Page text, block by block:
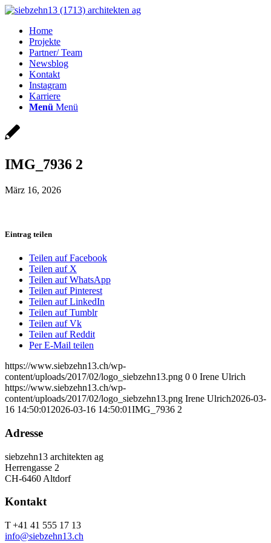
Home
Projekte
Partner/ Team
Newsblog
Kontakt
Instagram
Karriere
Menü Menü
IMG_7936 2
März 16, 2026
Eintrag teilen
Teilen auf Facebook
Teilen auf X
Teilen auf WhatsApp
Teilen auf Pinterest
Teilen auf LinkedIn
Teilen auf Tumblr
Teilen auf Vk
Teilen auf Reddit
Per E-Mail teilen
https://www.siebzehn13.ch/wp-
content/uploads/2017/02/logo_siebzehn13.png 0 0 Irene Ulrich
https://www.siebzehn13.ch/wp-
content/uploads/2017/02/logo_siebzehn13.png Irene Ulrich2026-03-
16 14:50:01 2026-03-16 14:50:01IMG_7936 2
Adresse
siebzehn13 architekten ag
Herrengasse 2
CH-6460 Altdorf
Kontakt
T +41 41 555 17 13
info@siebzehn13.ch